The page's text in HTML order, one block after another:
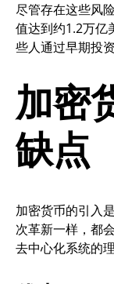
尽管存在这些风
值达到约1.2万亿
些人通过早期投
加密
缺点
加密货币的引入
次革新一样，都
去中心化系统的